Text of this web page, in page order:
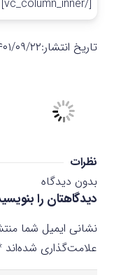
[/vc_column_inner]
تاریخ انتشار:۱۴۰۱/۰۹/
نظرات
بدون دیدگاه
دیدگاهتان را
نشانی ایمیل شما
علامت‌گذاری شده‌اند